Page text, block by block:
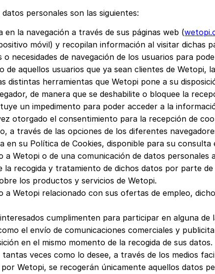
personales son las siguientes:
la navegación a través de sus páginas web (
móvil) y recopilan información al visitar dichas
necesidades de navegación de los usuarios para
aquellos usuarios que ya sean clientes de Wetopi,
distintas herramientas que Wetopi pone a su
de manera que se deshabilite o bloquee la
un impedimento para poder acceder a la
otorgado el consentimiento para la recepción de
a través de las opciones de los diferentes
en su Política de Cookies, disponible para su consulta
Wetopi o de una comunicación de datos
recogida y tratamiento de dichos datos por parte
los productos y servicios de Wetopi.
a Wetopi relacionado con sus ofertas de empleo,
cumplimenten para participar en alguna de
el envío de comunicaciones comerciales y
en el mismo momento de la recogida de sus
veces como lo desee, a través de los medios
Wetopi, se recogerán únicamente aquellos datos